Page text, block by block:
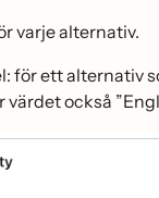
varje alternativ.
för ett alternativ
värdet också